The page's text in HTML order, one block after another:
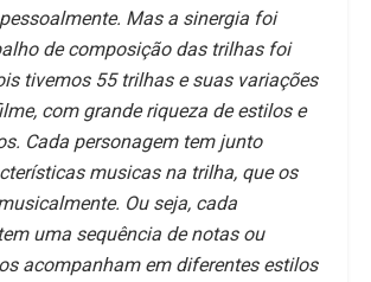
Mas a sinergia foi
de composição das trilhas foi
tivemos 55 trilhas e suas variações
com grande riqueza de estilos e
Cada personagem tem junto
musicas na trilha, que os
Ou seja, cada
uma sequência de notas ou
acompanham em diferentes estilos